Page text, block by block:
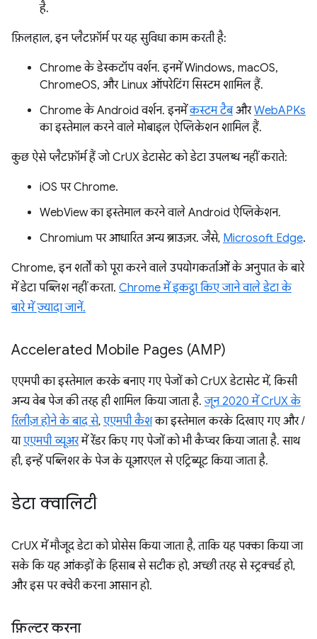
है.
फ़िलहाल, इन प्लैटफ़ॉर्म पर यह सुविधा काम करती है:
Chrome के डेस्कटॉप वर्शन. इनमें Windows, macOS,
ChromeOS, और Linux ऑपरेटिंग सिस्टम शामिल हैं.
Chrome के Android वर्शन. इनमेंकस्टम टैबऔरWebAPKs
का इस्तेमाल करने वाले मोबाइल ऐप्लिकेशन शामिल हैं.
कुछ ऐसे प्लैटफ़ॉर्म हैं जो CrUX डेटासेट को डेटा उपलब्ध नहीं कराते:
iOS पर Chrome.
WebView का इस्तेमाल करने वाले Android ऐप्लिकेशन.
Chromium पर आधारित अन्य ब्राउज़र. जैसे, Microsoft Edge.
Chrome, इन शर्तों को पूरा करने वाले उपयोगकर्ताओं के अनुपात के बारे
में डेटा पब्लिश नहीं करता. Chrome में इकट्ठा किए जाने वाले डेटा के
बारे में ज़्यादा जानें.
Accelerated Mobile Pages (AMP)
एएमपी का इस्तेमाल करके बनाए गए पेजों को CrUX डेटासेट में, किसी
अन्य वेब पेज की तरह ही शामिल किया जाता है.जून 2020 में CrUX के
रिलीज़ होने के बाद से, एएमपी कैशका इस्तेमाल करके दिखाए गए और /
याएएमपी व्यूअरमें रेंडर किए गए पेजों को भी कैप्चर किया जाता है. साथ
ही, इन्हें पब्लिशर के पेज के यूआरएल से एट्रिब्यूट किया जाता है.
डेटा क्वालिटी
CrUX में मौजूद डेटा को प्रोसेस किया जाता है, ताकि यह पक्का किया जा
सके कि यह आंकड़ों के हिसाब से सटीक हो, अच्छी तरह से स्ट्रक्चर्ड हो,
और इस पर क्वेरी करना आसान हो.
फ़िल्टर करना